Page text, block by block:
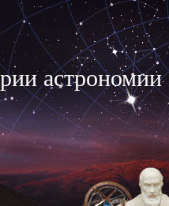
астрономии